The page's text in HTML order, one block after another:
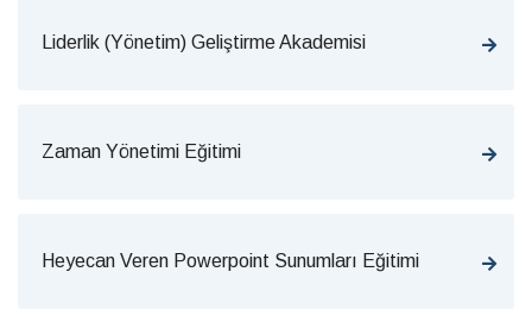
Liderlik (Yönetim) Geliştirme Akademisi
Zaman Yönetimi Eğitimi
Heyecan Veren Powerpoint Sunumları Eğitimi